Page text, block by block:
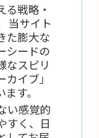
る戦略・
当サイト
た膨大な
シードの
なスピリ
イブ」
す。
い感覚的
すく、日